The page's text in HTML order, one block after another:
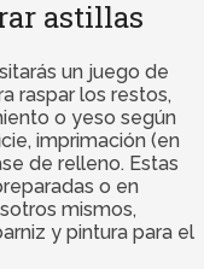
astillas
un juego de
raspar los restos,
o yeso según
imprimación (en
de relleno. Estas
o en
mismos,
y pintura para el